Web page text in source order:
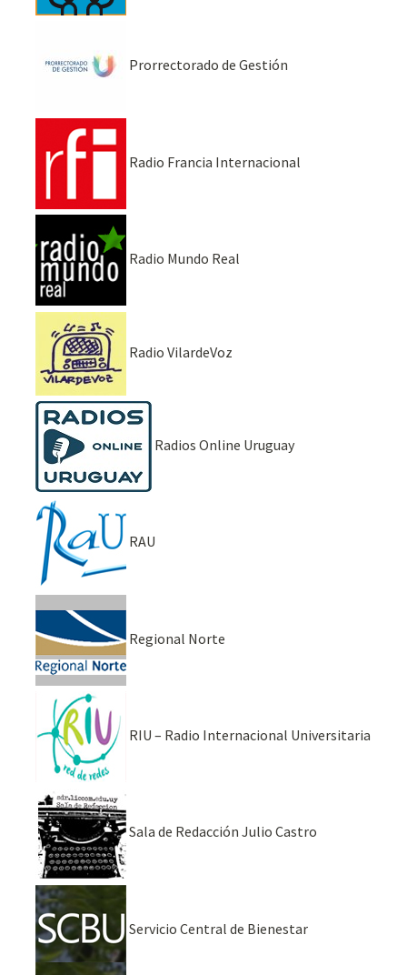
Prorrectorado de Gestión
Radio Francia Internacional
Radio Mundo Real
Radio VilardeVoz
Radios Online Uruguay
RAU
Regional Norte
RIU – Radio Internacional Universitaria
Sala de Redacción Julio Castro
Servicio Central de Bienestar